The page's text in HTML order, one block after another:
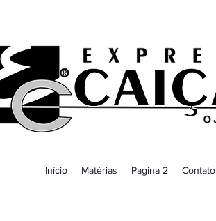
Início Matérias Pagina 2 Contato